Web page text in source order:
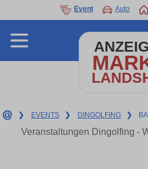
Event Auto
❯ EVENTS ❯ DINGOLFING ❯
Veranstaltungen Dingolfing -